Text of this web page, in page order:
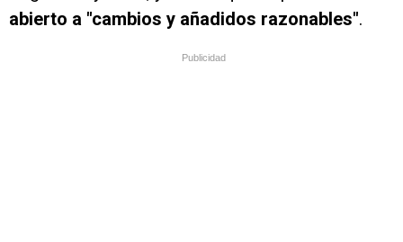
abierto a "cambios y añadidos razonables".
Publicidad